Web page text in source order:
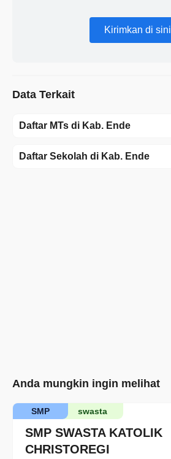
Kirimkan di sini
Data Terkait
Daftar MTs di Kab. Ende
Daftar Sekolah di Kab. Ende
Anda mungkin ingin melihat
SMP SWASTA KATOLIK
CHRISTOREGI
swasta
SMP